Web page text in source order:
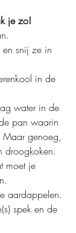
je zo!
snij ze in
in de
water in de
pan waarin
Maar genoeg,
droogkoken.
moet je
aardappelen.
spek en de